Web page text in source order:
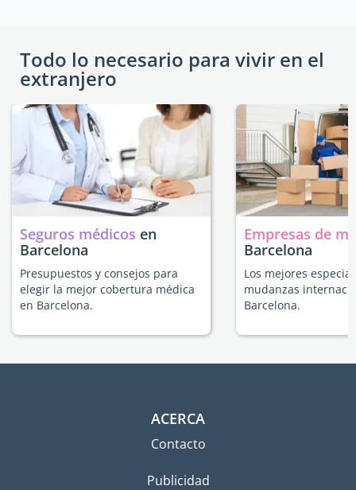
Todo lo necesario para vivir en el
extranjero
Seguros médicos en
Barcelona
Presupuestos y consejos para
elegir la mejor cobertura médica
en Barcelona.
Empresas de
Barcelona
Los mejores
mudanzas
Barcelona.
ACERCA
Contacto
Publicidad